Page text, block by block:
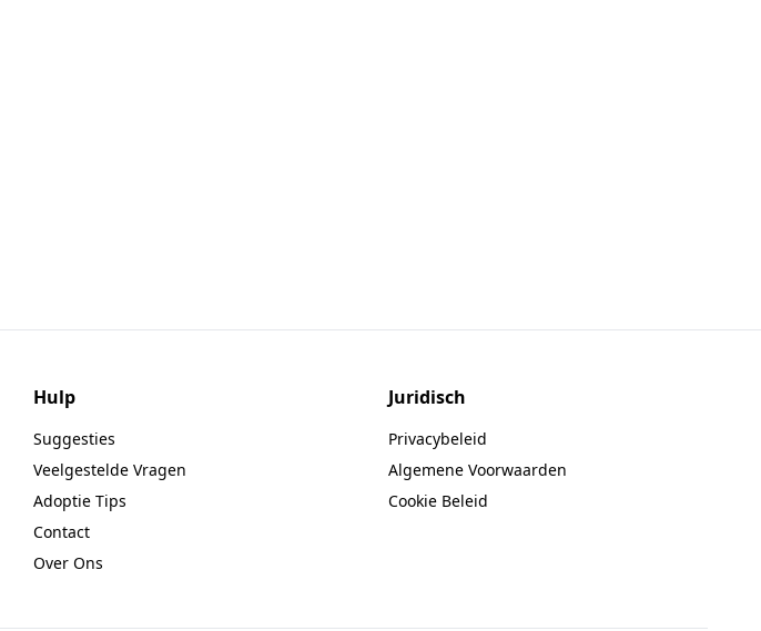
Hulp
Suggesties
Veelgestelde Vragen
Adoptie Tips
Contact
Over Ons
Juridisch
Privacybeleid
Algemene Voorwaarden
Cookie Beleid